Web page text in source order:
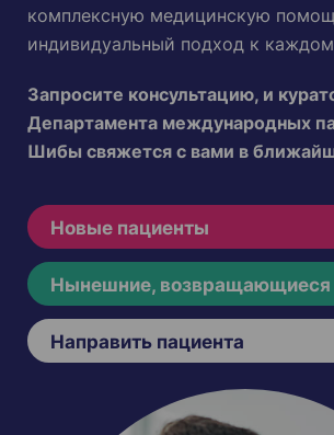
комплексную медицинскую
индивидуальный подход к
Запросите консультацию, и
Департамента международных
Шибы свяжется с вами в
Новые пациенты
Нынешние, возвращающиеся
Направить пациента